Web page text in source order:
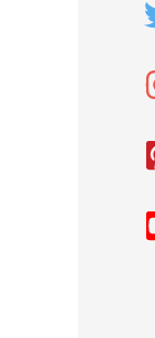
i
e